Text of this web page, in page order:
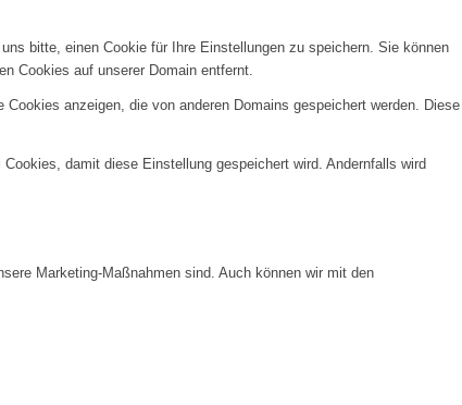
bitte, einen Cookie für Ihre Einstellungen zu speichern. Sie können
Cookies auf unserer Domain entfernt.
anzeigen, die von anderen Domains gespeichert werden. Diese
damit diese Einstellung gespeichert wird. Andernfalls wird
Marketing-Maßnahmen sind. Auch können wir mit den